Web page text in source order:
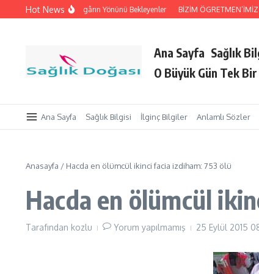
İçeriğe atlaHot News
Eller Rüzgârın Yönünü Bekleyenler BİZİM ÖGRETMEN’İMİZ
Ana Sayfa Sağlık
O Büyük Gün Tek Bir
Ana Sayfa Sağlık Bilgisi İlginç Bilgiler Anlamlı Sözler
Anasayfa / Hacda en ölümcül ikinci facia izdiham: 753 ölü
Hacda en ölümcül
Tarafından kozlu Yorum yapılmamış 25 Eylül 2015